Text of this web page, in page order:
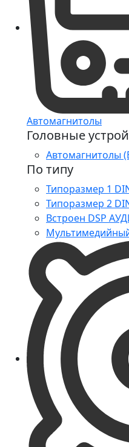
Автомагнитолы
Головные
Автомагнитолы
По типу
Типоразмер 1
Типоразмер 2
Встроен DSP